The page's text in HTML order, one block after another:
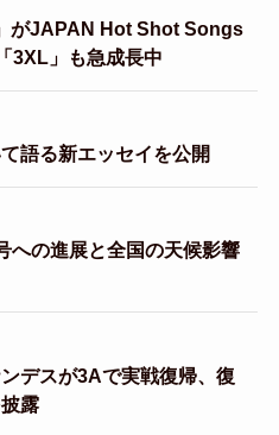
がJAPAN Hot Shot Songs
3XL」も急成長中
語る新エッセイを公開
への進展と全国の天候影響
デスが3Aで実戦復帰、復
露